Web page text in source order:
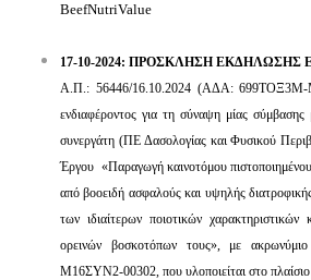
BeefNutriValue
17-10-2024: ΠΡΟΣΚΛΗΣΗ ΕΚΔΗΛΩΣΗΣ
Α.Π.: 56446/16.10.2024 (ΑΔΑ: 699ΤΟΞ3Μ-
ενδιαφέροντος για τη σύναψη μίας
συνεργάτη (ΠΕ Δασολογίας και Φυσικού
Έργου «Παραγωγή καινοτόμου
από βοοειδή ασφαλούς και υψηλής
των ιδιαίτερων ποιοτικών
ορεινών βοσκοτόπων τους», με
Μ16ΣΥΝ2-00302, που υλοποιείται στο